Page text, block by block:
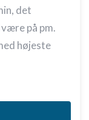
det
være på pm.
højeste